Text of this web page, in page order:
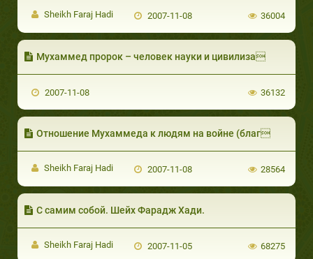
Sheikh Faraj Hadi 2007-11-08 36004
Мухаммед пророк – человек науки и цивилиза
2007-11-08 36132
Отношение Мухаммеда к людям на войне (благ
Sheikh Faraj Hadi 2007-11-08 28564
С самим собой. Шейх Фарадж Хади.
Sheikh Faraj Hadi 2007-11-05 68275